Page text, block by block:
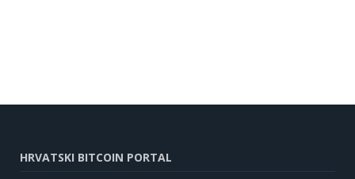
HRVATSKI BITCOIN PORTAL